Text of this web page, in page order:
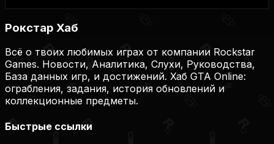
Рокстар Хаб
Всё о твоих любимых играх от компании Rockstar
Games. Новости, Аналитика, Слухи, Руководства,
База данных игр, и достижений. Хаб GTA Online:
ограбления, задания, история обновлений и
коллекционные предметы.
Быстрые ссылки